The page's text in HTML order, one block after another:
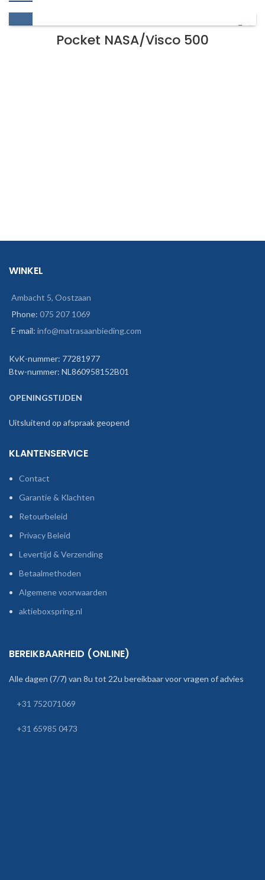
Pocket NASA/Visco 500
WINKEL
Ambacht 5, Oostzaan
Phone: 075 207 1069
E-mail: info@matrasaanbieding.com
KvK-nummer: 77281977
Btw-nummer: NL860958152B01
OPENINGSTIJDEN
Uitsluitend op afspraak geopend
KLANTENSERVICE
Contact
Garantie & Klachten
Retourbeleid
Privacy Beleid
Levertijd & Verzending
Betaalmethoden
Algemene voorwaarden
aktieboxspring.nl
BEREIKBAARHEID (ONLINE)
Alle dagen (7/7) van 8u tot 22u bereikbaar voor vragen of advies
+31 752071069
+31 65985 0473